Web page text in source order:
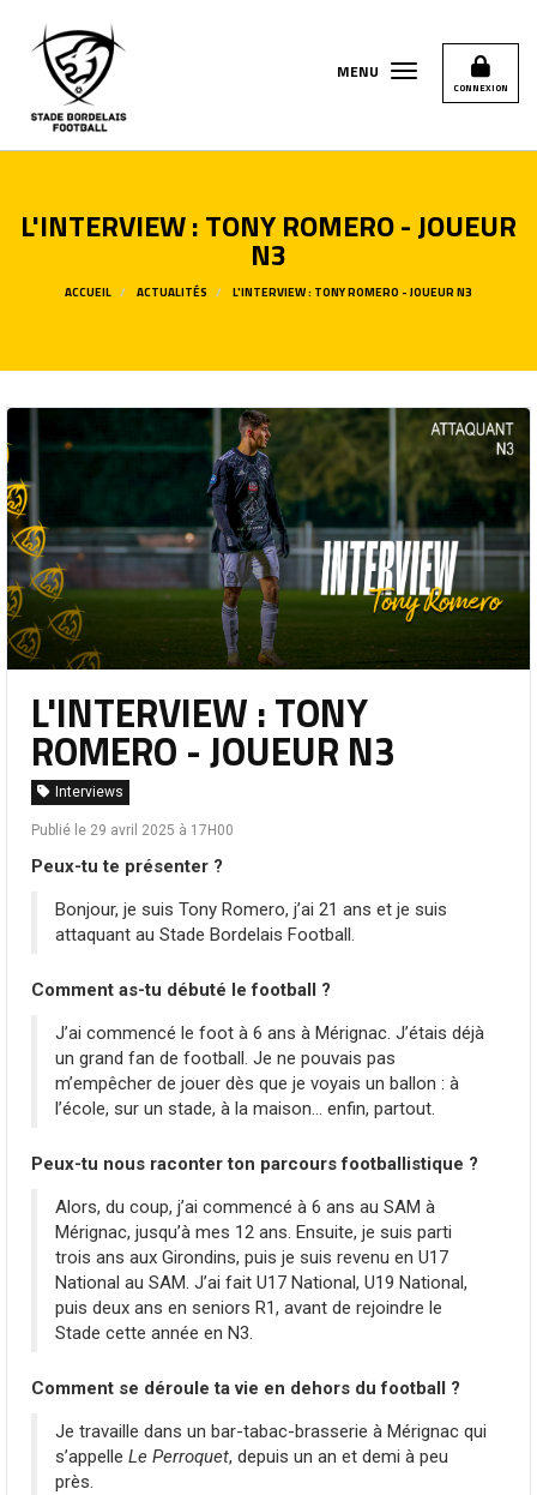
CONNEXION
MENU
L'INTERVIEW : TONY ROMERO - JOUEUR
N3
ACCUEIL ACTUALITÉS L'INTERVIEW : TONY ROMERO - JOUEUR N3
L'INTERVIEW : TONY
ROMERO - JOUEUR N3
Interviews
Publié le 29 avril 2025 à 17H00
Peux-tu te présenter ?
Bonjour, je suis Tony Romero, j’ai 21 ans et je suis
attaquant au Stade Bordelais Football.
Comment as-tu débuté le football ?
J’ai commencé le foot à 6 ans à Mérignac. J’étais déjà
un grand fan de football. Je ne pouvais pas
m’empêcher de jouer dès que je voyais un ballon : à
l’école, sur un stade, à la maison… enfin, partout.
Peux-tu nous raconter ton parcours footballistique ?
Alors, du coup, j’ai commencé à 6 ans au SAM à
Mérignac, jusqu’à mes 12 ans. Ensuite, je suis parti
trois ans aux Girondins, puis je suis revenu en U17
National au SAM. J’ai fait U17 National, U19 National,
puis deux ans en seniors R1, avant de rejoindre le
Stade cette année en N3.
Comment se déroule ta vie en dehors du football ?
Je travaille dans un bar-tabac-brasserie à Mérignac qui
s’appelle Le Perroquet, depuis un an et demi à peu
près.